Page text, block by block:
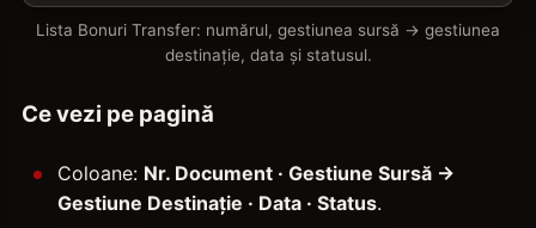
Lista Bonuri Transfer: numărul, gestiunea sursă → gestiunea
destinație, data și statusul.
Ce vezi pe pagină
Coloane: Nr. Document · Gestiune Sursă →
Gestiune Destinație · Data · Status.